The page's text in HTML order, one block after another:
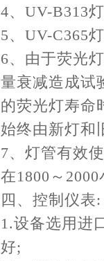
4、UV-B313
5、UV-C365
6、由于荧光
量衰减造成试
的荧光灯寿命
始终由新灯和
7、灯管有效
在1800～
四、控制仪表:
1.设备选用进
好;